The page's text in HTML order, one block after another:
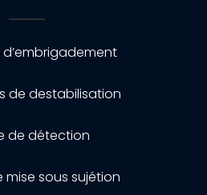
d’embrigadement
de destabilisation
de détection
mise sous sujétion